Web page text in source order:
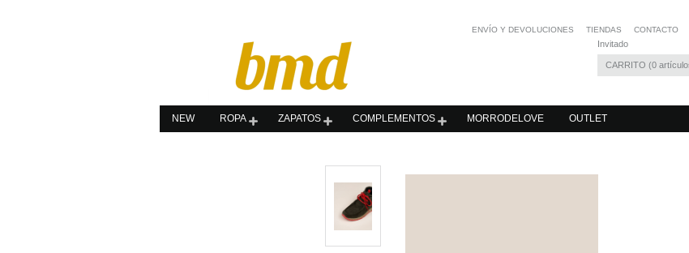
Invitado
CARRITO 0
ENVÍO Y DEVOLUCIONES TIENDAS CONTACTO
NEW ROPA ZAPATOS COMPLEMENTOS MORRODELOVE OUTLET